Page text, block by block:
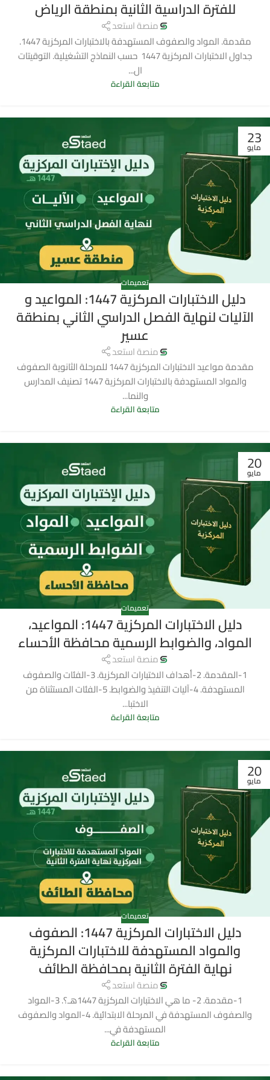
للفترة الدراسية الثانية بمنطقة الرياض
منصة استعد
مقدمة. المواد والصفوف المستهدفة بالاختبارات المركزية 1447.
جداول الاختبارات المركزية 1447 حسب النماذج التشغيلية. التوقيتات
ال...
متابعة القراءة
23
مايو
تعميمات
دليل الاختبارات المركزية 1447: المواعيد و
الآليات لنهاية الفصل الدراسي الثاني بمنطقة
عسير
منصة استعد
مقدمة مواعيد الاختبارات المركزية 1447 للمرحلة الثانوية الصفوف
والمواد المستهدفة بالاختبارات المركزية 1447 تصنيف المدارس
والنما...
متابعة القراءة
20
مايو
تعميمات
دليل الاختبارات المركزية 1447: المواعيد،
المواد، والضوابط الرسمية محافظة الأحساء
منصة استعد
1-المقدمة. 2-أهداف الاختبارات المركزية. 3-الفئات والصفوف
المستهدفة. 4-آليات التنفيذ والضوابط. 5-الفئات المستثناة من
الاختبا...
متابعة القراءة
20
مايو
تعميمات
دليل الاختبارات المركزية 1447: الصفوف
والمواد المستهدفة للاختبارات المركزية
نهاية الفترة الثانية بمحافظة الطائف
منصة استعد
1-مقدمة. 2- ما هي الاختبارات المركزية 1447هـ؟. 3-المواد
والصفوف المستهدفة في المرحلة الابتدائية. 4-المواد والصفوف
المستهدفة في...
متابعة القراءة